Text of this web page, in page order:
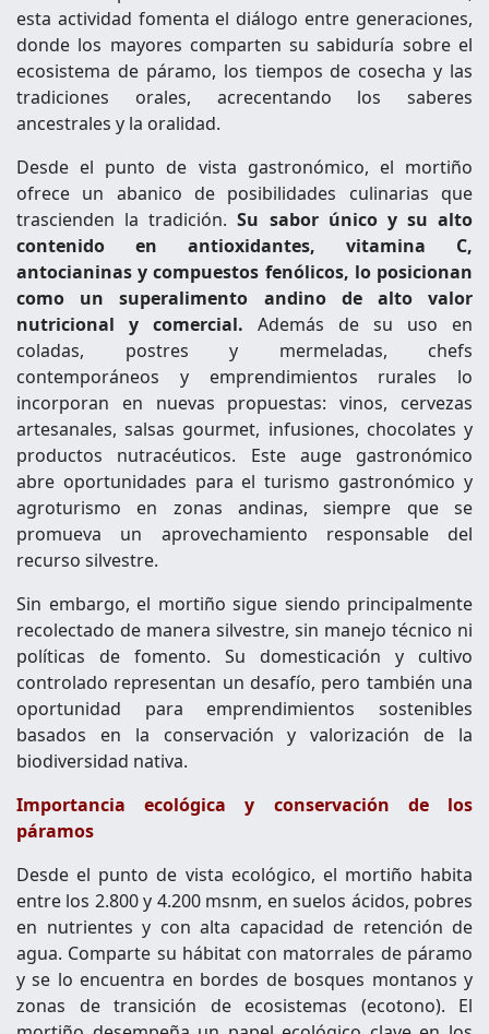
esta actividad fomenta el diálogo entre generaciones,
donde los mayores comparten su sabiduría sobre el
ecosistema de páramo, los tiempos de cosecha y las
tradiciones orales, acrecentando los saberes
ancestrales y la oralidad.
Desde el punto de vista gastronómico, el mortiño
ofrece un abanico de posibilidades culinarias que
trascienden la tradición.Su sabor único y su alto
contenido en antioxidantes, vitamina C,
antocianinas y compuestos fenólicos, lo posicionan
como un superalimento andino de alto valor
nutricional y comercial. Además de su uso en
coladas, postres y mermeladas, chefs
contemporáneos y emprendimientos rurales lo
incorporan en nuevas propuestas: vinos, cervezas
artesanales, salsas gourmet, infusiones, chocolates y
productos nutracéuticos. Este auge gastronómico
abre oportunidades para el turismo gastronómico y
agroturismo en zonas andinas, siempre que se
promueva un aprovechamiento responsable del
recurso silvestre.
Sin embargo, el mortiño sigue siendo principalmente
recolectado de manera silvestre, sin manejo técnico ni
políticas de fomento. Su domesticación y cultivo
controlado representan un desafío, pero también una
oportunidad para emprendimientos sostenibles
basados en la conservación y valorización de la
biodiversidad nativa.
Importancia ecológica y conservación de los
páramos
Desde el punto de vista ecológico, el mortiño habita
entre los 2.800 y 4.200 msnm, en suelos ácidos, pobres
en nutrientes y con alta capacidad de retención de
agua. Comparte su hábitat con matorrales de páramo
y se lo encuentra en bordes de bosques montanos y
zonas de transición de ecosistemas (ecotono). El